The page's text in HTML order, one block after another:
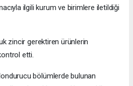
ilgili kurum ve birimlere iletildiği
zincir gerektiren ürünlerin
etti.
bölümlerde bulunan